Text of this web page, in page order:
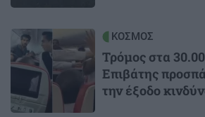
Image ΚΟΣΜΟΣ
Τρόμος στα
Επιβάτης
την έξοδο